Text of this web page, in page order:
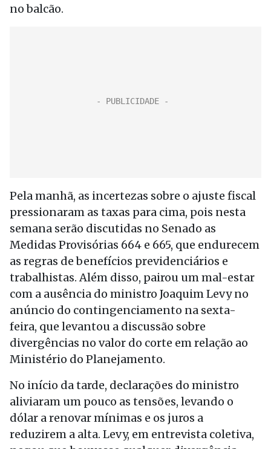
no balcão.
Pela manhã, as incertezas sobre o ajuste fiscal
pressionaram as taxas para cima, pois nesta
semana serão discutidas no Senado as
Medidas Provisórias 664 e 665, que endurecem
as regras de benefícios previdenciários e
trabalhistas. Além disso, pairou um mal-estar
com a ausência do ministro Joaquim Levy no
anúncio do contingenciamento na sexta-
feira, que levantou a discussão sobre
divergências no valor do corte em relação ao
Ministério do Planejamento.
No início da tarde, declarações do ministro
aliviaram um pouco as tensões, levando o
dólar a renovar mínimas e os juros a
reduzirem a alta. Levy, em entrevista coletiva,